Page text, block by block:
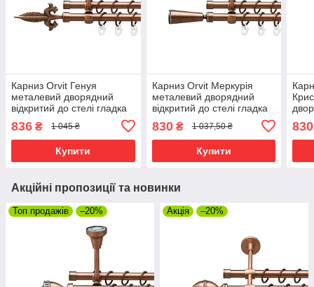
Карниз Orvit Генуя
металевий дворядний
відкритий до стелі гладка
Мідь 16\16 мм 200 см (00-
00020094)
836 ₴ 1 045 ₴
Купити
Карниз Orvit Меркурія
металевий дворядний
відкритий до стелі гладка
Мідь 16\16 мм 160 см (00-
00020163)
830₴ 1 037,50 ₴
Купити
160
830
Акційні пропозиції та новинки
Топ продажів –20% Акція –20%